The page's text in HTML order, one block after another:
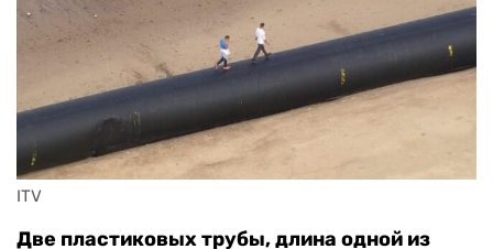
ITV
Две пластиковых трубы, длина одной из